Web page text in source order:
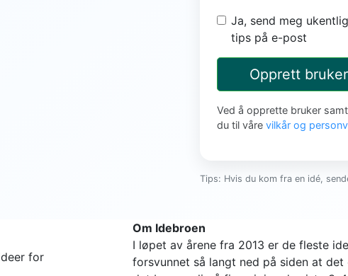
Ja, send meg
tips på e-post
Opprett bruker
Ved å opprette bruker
du til våre vilkår og
Tips: Hvis du kom fra en idé,
for
Om Idebroen
I løpet av årene fra 2013 er de fleste
forsvunnet så langt ned på siden at